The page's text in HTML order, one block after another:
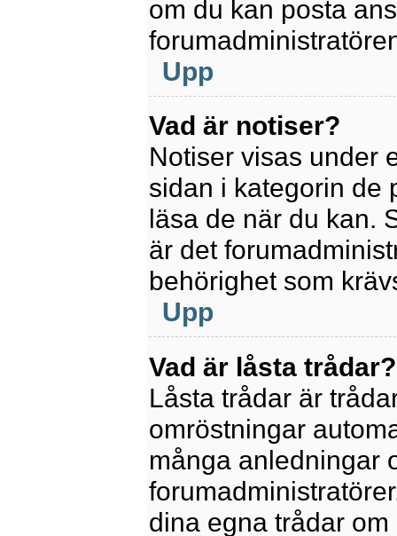
om du kan posta
Upp
Vad är notiser?
Notiser visas under
sidan i kategorin de
läsa de när du kan.
är det
behörighet som
Upp
Vad är låsta trådar?
Låsta trådar är
omröstningar
många anledningar
dina egna trådar